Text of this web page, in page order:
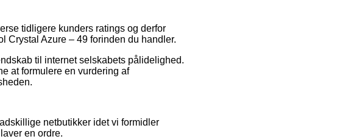
tidligere kunders ratings og derfor
Crystal Azure – 49 forinden du handler.
til internet selskabets pålidelighed.
at formulere en vurdering af
netbutikker idet vi formidler
en ordre.